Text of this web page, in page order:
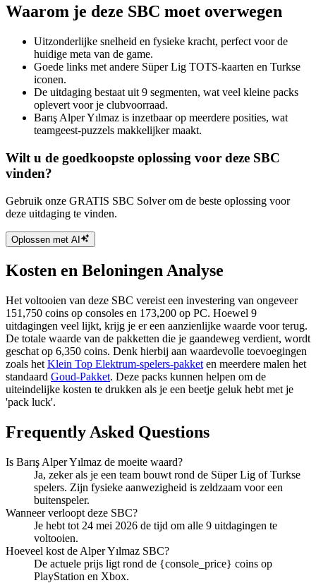
Waarom je deze SBC moet overwegen
Uitzonderlijke snelheid en fysieke kracht, perfect voor de
huidige meta van de game.
Goede links met andere Süper Lig TOTS-kaarten en Turkse
iconen.
De uitdaging bestaat uit 9 segmenten, wat veel kleine packs
oplevert voor je clubvoorraad.
Barış Alper Yılmaz is inzetbaar op meerdere posities, wat
teamgeest-puzzels makkelijker maakt.
Wilt u de goedkoopste oplossing voor deze SBC
vinden?
Gebruik onze GRATIS SBC Solver om de beste oplossing voor
deze uitdaging te vinden.
Oplossen met AI
Kosten en Beloningen Analyse
Het voltooien van deze SBC vereist een investering van ongeveer
151,750 coins op consoles en 173,200 op PC. Hoewel 9
uitdagingen veel lijkt, krijg je er een aanzienlijke waarde voor terug.
De totale waarde van de pakketten die je gaandeweg verdient, wordt
geschat op 6,350 coins. Denk hierbij aan waardevolle toevoegingen
zoals het Klein Top Elektrum-spelers-pakket en meerdere malen het
standaard Goud-Pakket. Deze packs kunnen helpen om de
uiteindelijke kosten te drukken als je een beetje geluk hebt met je
'pack luck'.
Frequently Asked Questions
Is Barış Alper Yılmaz de moeite waard?
Ja, zeker als je een team bouwt rond de Süper Lig of Turkse
spelers. Zijn fysieke aanwezigheid is zeldzaam voor een
buitenspeler.
Wanneer verloopt deze SBC?
Je hebt tot 24 mei 2026 de tijd om alle 9 uitdagingen te
voltooien.
Hoeveel kost de Alper Yılmaz SBC?
De actuele prijs ligt rond de {console_price} coins op
PlayStation en Xbox.